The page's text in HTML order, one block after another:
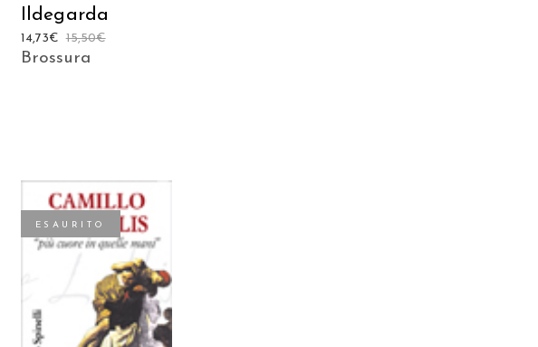
Ildegarda
15,50€
14,73€
Brossura
ESAURITO
LEGGI TUTTO